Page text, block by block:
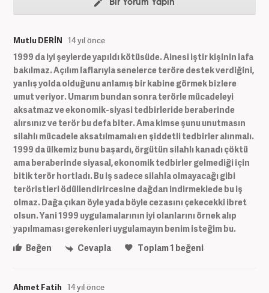
Bir Yorum Yapın
Mutlu DERİN 14 yıl önce
1999 da iyi şeylerde yapıldı kötüsüde. Ainesi iştir kişinin lafa
bakılmaz. Açılım laflarıyla senelerce teröre destek verdiğini,
yanlış yolda olduğunu anlamış bir kabine görmek bizlere
umut veriyor. Umarım bundan sonra terörle mücadeleyi
aksatmaz ve ekonomik-siyasi tedbirleride beraberinde
alırsınız ve terör bu defa biter. Ama kimse şunu unutmasın
silahlı mücadele aksatılmamalı en şiddetli tedbirler alınmalı.
1999 da ülkemiz bunu başardı, örgütün silahlı kanadı çöktü
ama beraberinde siyasal, ekonomik tedbirler gelmediği için
bitik terör hortladı. Bu iş sadece silahla olmayacağı gibi
teröristleri ödüllendirircesine dağdan indirmeklede bu iş
olmaz. Dağa çıkan öyle yada böyle cezasını çekecekki ibret
olsun. Yani 1999 uygulamalarının iyi olanlarını örnek alıp
yapılmaması gerekenleri uygulamayın benim isteğim bu.
Beğen
Cevapla Toplam1 beğeni
Ahmet Fatih 14 yıl önce